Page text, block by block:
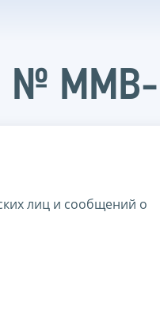
№
лиц и сообщений о